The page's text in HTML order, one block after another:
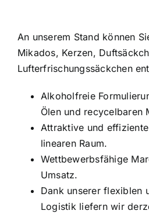
An unserem Stand können
Mikados, Kerzen,
Lufterfrischungssäckchen
Alkoholfreie
Ölen und recycelbaren
Attraktive und
linearen Raum.
Wettbewerbsfähige
Umsatz.
Dank unserer flexiblen
Logistik liefern wir